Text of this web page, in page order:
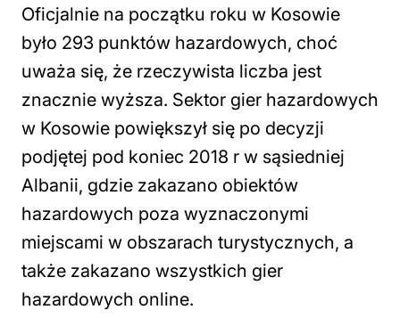
Oficjalnie na początku roku w Kosowie
było 293 punktów hazardowych, choć
uważa się, że rzeczywista liczba jest
znacznie wyższa. Sektor gier hazardowych
w Kosowie powiększył się po decyzji
podjętej pod koniec 2018 r w sąsiedniej
Albanii, gdzie zakazano obiektów
hazardowych poza wyznaczonymi
miejscami w obszarach turystycznych, a
także zakazano wszystkich gier
hazardowych online.